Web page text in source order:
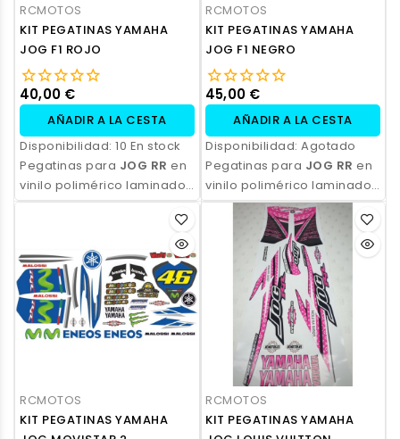
RCMOTOS
KIT PEGATINAS YAMAHA
JOG F1 ROJO
40,00 €
AÑADIR A LA CESTA
Disponibilidad: 10 En stock
Pegatinas para JOG RR en
vinilo polimérico laminado,
impresas con tinta
profesional y opción de
personalización.
RCMOTOS
KIT PEGATINAS YAMAHA
JOG F1 NEGRO
45,00 €
AÑADIR A LA CESTA
Disponibilidad: Agotado
Pegatinas para JOG RR en
vinilo polimérico laminado,
impresas con tinta
ecosolvente. Alta
resistencia, acabado
profesional y opción de
personalización.
RCMOTOS
KIT PEGATINAS YAMAHA
RCMOTOS
KIT PEGATINAS YAMAHA